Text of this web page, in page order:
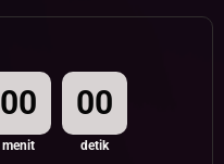
00
menit
00
detik